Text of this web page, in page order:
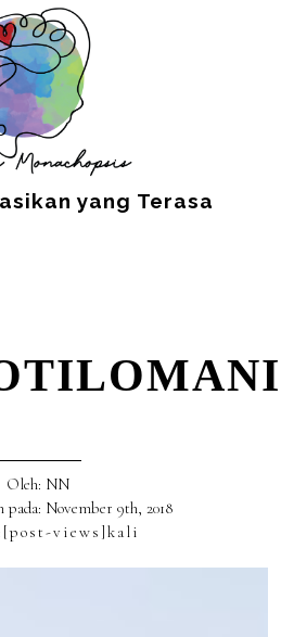
yang Terasa
Oleh: NN
November 9th, 2018
[post-views]kali